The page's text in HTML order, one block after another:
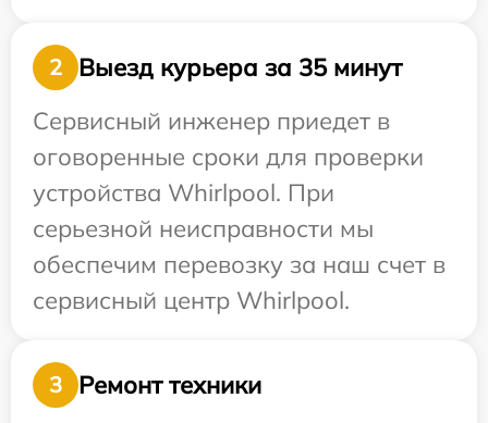
2
Выезд курьера за 35 минут
Сервисный инженер приедет в
оговоренные сроки для проверки
устройства Whirlpool. При
серьезной неисправности мы
обеспечим перевозку за наш счет в
сервисный центр Whirlpool.
3 Ремонт техники